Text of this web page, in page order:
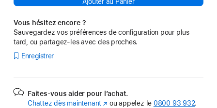
Vous hésitez encore ?
Sauvegardez vos préférences de configuration pour plus
tard, ou partagez-les avec des proches.
Enregistrer
Faites-vous aider pour l’achat.
Chattez dès maintenant (s’ouvre
ou appelez le 0800 93 932.